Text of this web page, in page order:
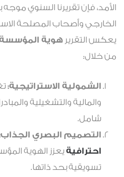
الأمد، فإن تقريرنا السنوي
الخارجي وأصحاب المصلحة
يعكس التقرير هوية
من خلال:
الشمولية الاستراتيجية:
والمالية والتشغيلية
شامل.
التصميم البصري
احترافية يعزز الهوية
تسويقية بحد ذاتها.